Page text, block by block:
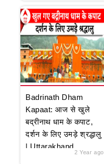
Badrinath Dham
Kapaat: आज से खुले
बद्रीनाथ धाम के कपाट,
दर्शन के लिए उमड़े श्रद्धालु
| Uttarakhand
2 Year ago